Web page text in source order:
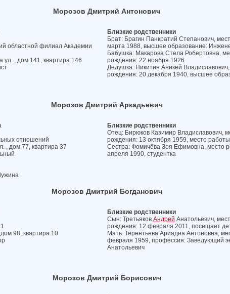
Морозов Дмитрий Антонович
областной филиал Академии
, дом 141, квартира 146
Близкие родственники
Брат: Брагин Панкратий Степанович,
марта 1988, высшее образование:
Бабушка: Макарова Стела Робертовна,
рождения: 22 ноября 1926
Дедушка: Никитин Аникей
рождения: 20 декабря 1940, высшее
Морозов Дмитрий Аркадьевич
отношений
, дом 77, квартира 37
Близкие родственники
Отец: Бирюков Казимир Владиславович,
рождения: 13 октября 1959, место
Сестра: Фомичёва Зоя Ефимовна, место
апреля 1990, студентка
Морозов Дмитрий Богданович
98, квартира 10
Близкие родственники
Сын: Третьяков Андрей Анатольевич,
рождения: 12 февраля 2011, посещает
Мать: Терентьева Ариадна Антоновна,
февраля 1959, профессия: Заведующий
Анатольевич
Морозов Дмитрий Борисович